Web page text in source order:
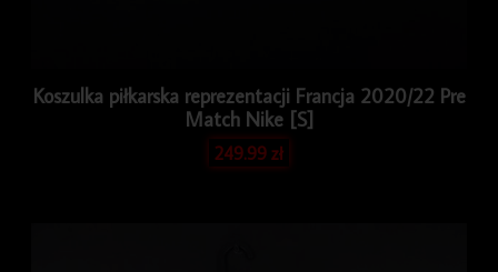
Koszulka piłkarska reprezentacji Francja 2020/22 Pre
Match Nike [S]
249.99zł